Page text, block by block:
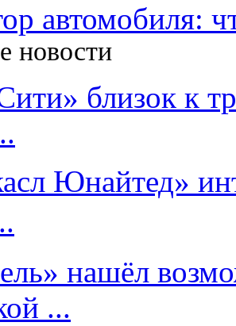
автомобиля:
новости
близок к
Юнайтед»
нашёл
...